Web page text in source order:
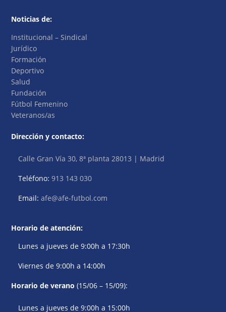
Noticias de:
Institucional – Sindical
Jurídico
Formación
Deportivo
Salud
Fundación
Fútbol Femenino
Veteranos/as
Dirección y contacto:
Calle Gran Vía 30, 8ª planta 28013 | Madrid
Teléfono:913 143 030
Email:afe@afe-futbol.com
Horario de atención:
Lunes a jueves de 9:00h a 17:30h
Viernes de 9:00h a 14:00h
Horario de verano (15/06 – 15/09):
Lunes a jueves de 9:00h a 15:00h